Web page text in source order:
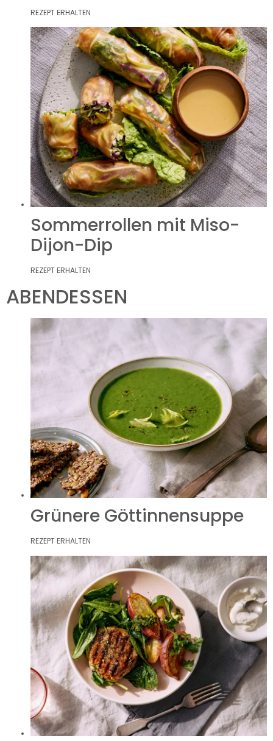
REZEPT ERHALTEN
Sommerrollen mit Miso-
Dijon-Dip
REZEPT ERHALTEN
ABENDESSEN
Grünere Göttinnensuppe
REZEPT ERHALTEN